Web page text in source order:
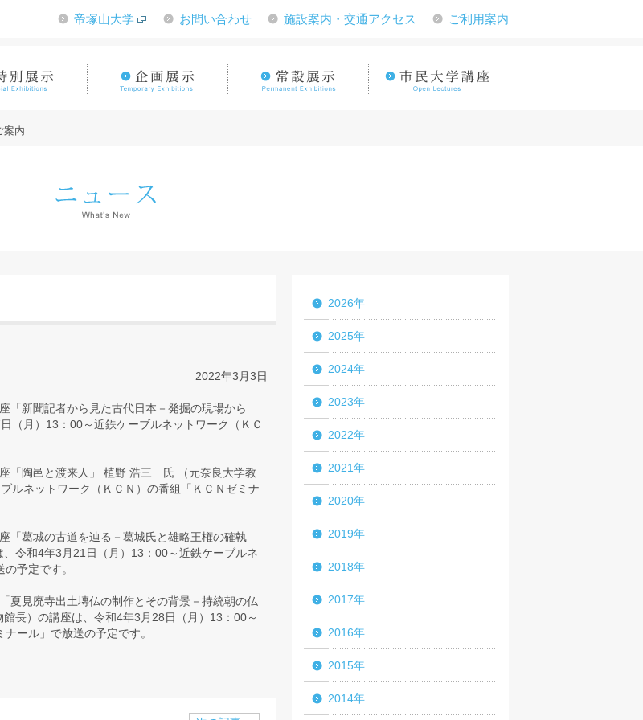
帝塚山大学 お問い合わせ 施設案内・交通アクセス ご利用案内
案内
2022年3月3日
新聞記者から見た古代日本－発掘の現場から
（月）13：00～近鉄ケーブルネットワーク（ＫＣ
「陶邑と渡来人」 植野 浩三 氏 （元奈良大学教
ルネットワーク（ＫＣＮ）の番組「ＫＣＮゼミナ
「葛城の古道を辿る－葛城氏と雄略王権の確執
令和4年3月21日（月）13：00～近鉄ケーブルネ
予定です。
見廃寺出土塼仏の制作とその背景－持統朝の仏
長）の講座は、令和4年3月28日（月）13：00～
ール」で放送の予定です。
2026年
2025年
2024年
2023年
2022年
2021年
2020年
2019年
2018年
2017年
2016年
2015年
2014年